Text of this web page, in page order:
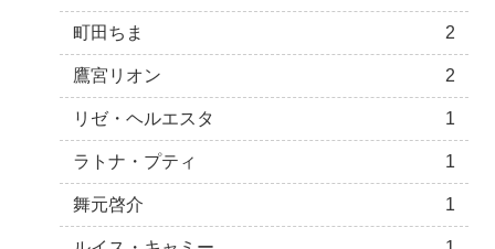
町田ちま 2
鷹宮リオン 2
リゼ・ヘルエスタ 1
ラトナ・プティ 1
舞元啓介 1